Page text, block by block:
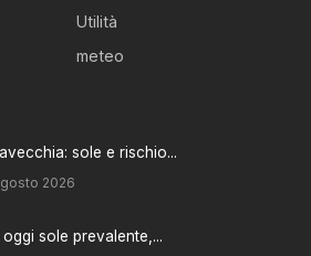
Utilità
meteo
sole e rischio...
2026
sole prevalente,...